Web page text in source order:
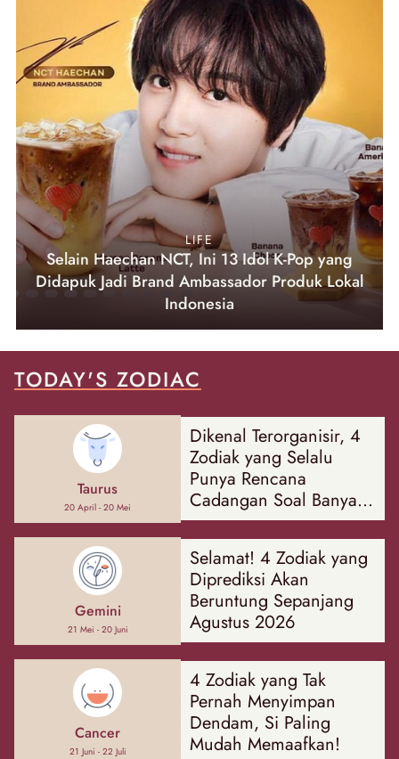
LIFE
Selain Haechan NCT, Ini 13 Idol K-Pop yang
Didapuk Jadi Brand Ambassador Produk Lokal
Indonesia
TODAY'S ZODIAC
Taurus
20 April - 20 Mei
Dikenal Terorganisir, 4
Zodiak yang Selalu
Punya Rencana
Cadangan Soal Banyak
Hal
Gemini
21 Mei - 20 Juni
Selamat! 4 Zodiak yang
Diprediksi Akan
Beruntung Sepanjang
Agustus 2026
Cancer
21 Juni - 22 Juli
4 Zodiak yang Tak
Pernah Menyimpan
Dendam, Si Paling
Mudah Memaafkan!